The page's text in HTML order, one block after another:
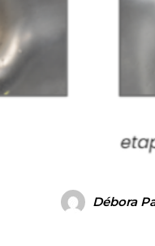
Débora